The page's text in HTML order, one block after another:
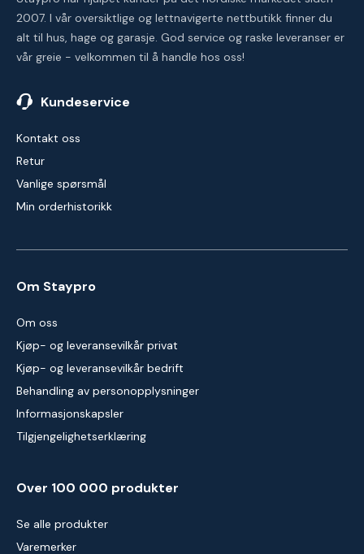
2007. I vår oversiktlige og lettnavigerte nettbutikk finner du
alt til hus, hage og garasje. God service og raske leveranser er
vår greie - velkommen til å handle hos oss!
Kundeservice
Kontakt oss
Retur
Vanlige spørsmål
Min orderhistorikk
Om Staypro
Om oss
Kjøp- og leveransevilkår privat
Kjøp- og leveransevilkår bedrift
Behandling av personopplysninger
Informasjonskapsler
Tilgjengelighetserklæring
Over 100 000 produkter
Se alle produkter
Varemerker